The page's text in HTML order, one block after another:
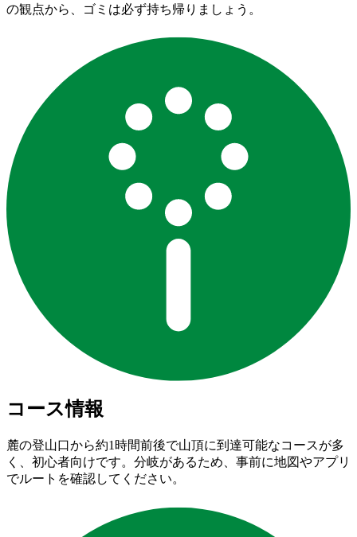
の観点から、ゴミは必ず持ち帰りましょう。
コース情報
麓の登山口から約1時間前後で山頂に到達可能なコースが多
く、初心者向けです。分岐があるため、事前に地図やアプリ
でルートを確認してください。